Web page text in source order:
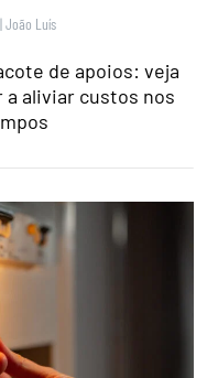
|João Luís
de apoios: veja
a aliviar custos nos